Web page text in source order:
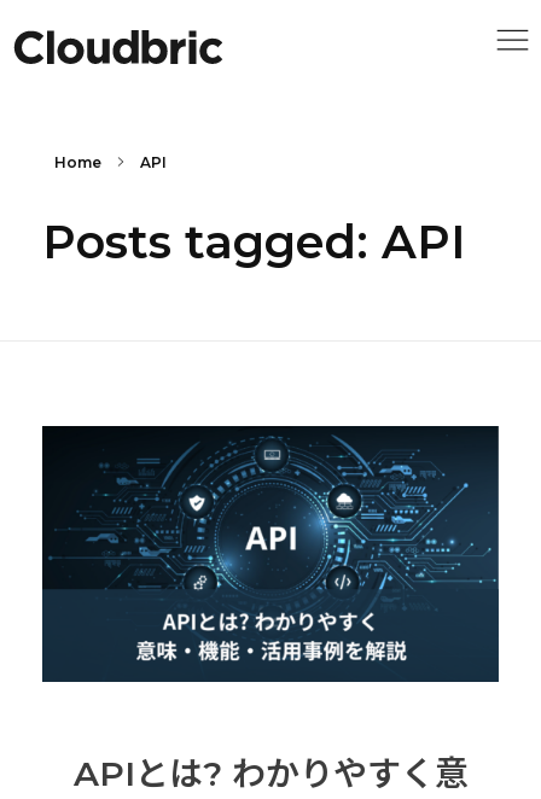
Home API
Posts tagged: API
APIとは? わかりやすく意